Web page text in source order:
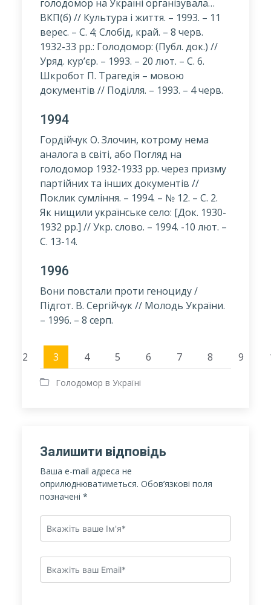
голодомор на Україні організувала…
ВКП(б) // Культура і життя. – 1993. – 11
верес. – С. 4; Слобід, край. – 8 черв.
1932-33 pp.: Голодомор: (Публ. док.) //
Уряд. кур’єр. – 1993. – 20 лют. – С. 6.
Шкробот П. Трагедія – мовою
документів // Поділля. – 1993. – 4 черв.
1994
Гордійчук О. Злочин, котрому нема
аналога в світі, або Погляд на
голодомор 1932-1933 pp. через призму
партійних та інших документів //
Поклик сумління. – 1994. – № 12. – С. 2.
Як нищили українське село: [Док. 1930-
1932 pp.] // Укр. слово. – 1994. -10 лют. –
С. 13-14.
1996
Вони повстали проти геноциду /
Підгот. В. Сергійчук // Молодь України.
– 1996. – 8 серп.
2 3 4 5 6 7 8 9
Голодомор в Україні
Залишити відповідь
Ваша e-mail адреса не
оприлюднюватиметься. Обов’язкові поля
позначені *